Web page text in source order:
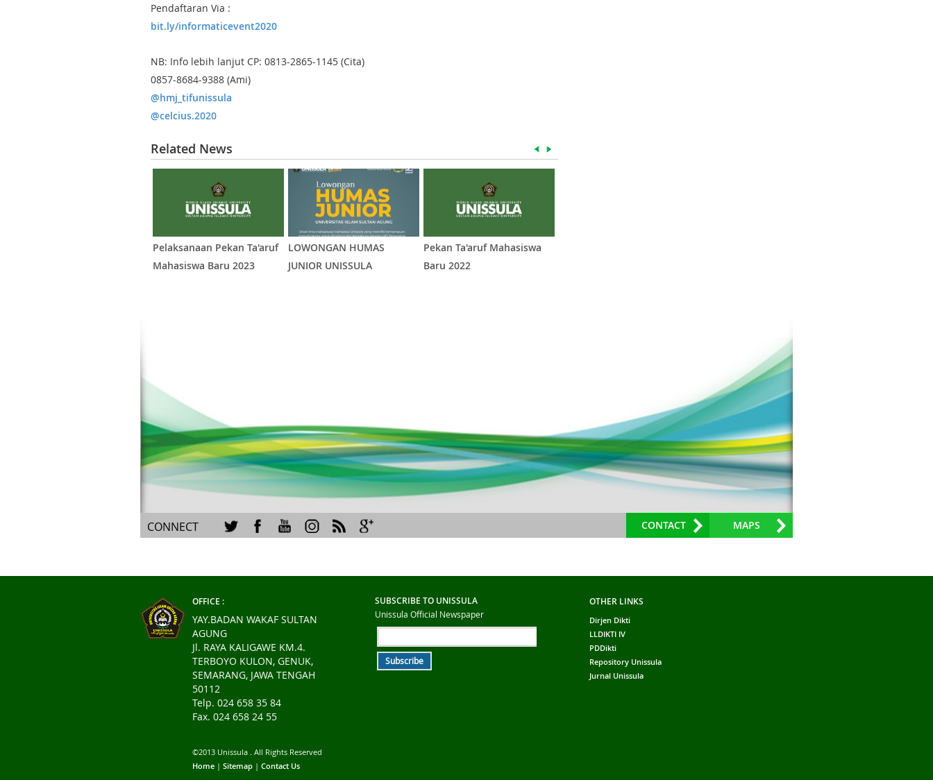
Pendaftaran Via :
bit.ly/informaticevent2020
NB: Info lebih lanjut CP: 0813-2865-1145 (Cita)
0857-8684-9388 (Ami)
@hmj_tifunissula
@celcius.2020
Related News
Pelaksanaan Pekan Ta'aruf
Mahasiswa Baru 2023
LOWONGAN HUMAS
JUNIOR UNISSULA
Pekan Ta'aruf Mahasiswa
Baru 2022
CONNECT CONTACT MAPS
OFFICE :
YAY.BADAN WAKAF SULTAN
AGUNG
Jl. RAYA KALIGAWE KM.4.
TERBOYO KULON, GENUK,
SEMARANG, JAWA TENGAH
50112
Telp. 024 658 35 84
Fax. 024 658 24 55
©2013 Unissula . All Rights Reserved
Home | Sitemap | Contact Us
SUBSCRIBE TO UNISSULA
Unissula Official Newspaper
OTHER LINKS
Dirjen Dikti
LLDIKTI IV
PDDikti
Repository Unissula
Jurnal Unissula